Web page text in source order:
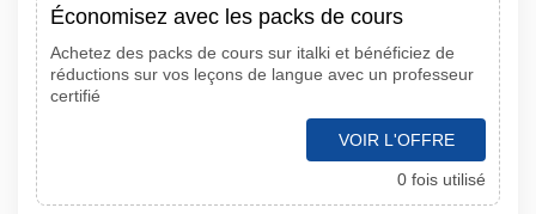
Économisez avec les packs de cours
Achetez des packs de cours sur italki et bénéficiez de
réductions sur vos leçons de langue avec un professeur
certifié
VOIR L'OFFRE
0 fois utilisé